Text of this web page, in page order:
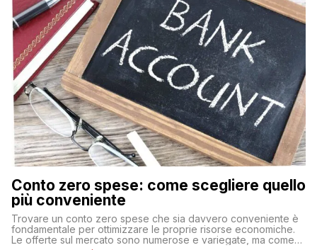
Conto zero spese: come scegliere quello
più conveniente
Trovare un conto zero spese che sia davvero conveniente è
fondamentale per ottimizzare le proprie risorse economiche.
Le offerte sul mercato sono numerose e variegate, ma come